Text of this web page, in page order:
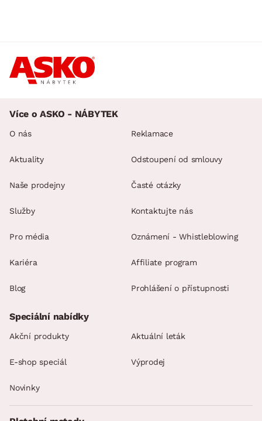
Více o ASKO - NÁBYTEK
O nás
Aktuality
Naše prodejny
Služby
Pro média
Kariéra
Blog
Reklamace
Odstoupení od smlouvy
Časté otázky
Kontaktujte nás
Oznámení - Whistleblowing
Affiliate program
Prohlášení o přístupnosti
Speciální nabídky
Akční produkty Aktuální leták
E-shop speciál Výprodej
Novinky